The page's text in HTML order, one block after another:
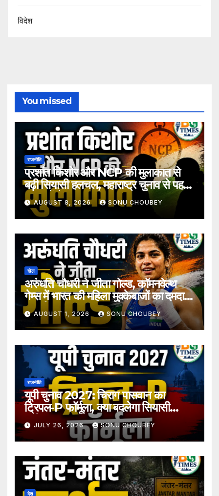
विदेश
You missed
राजनीति
प्रशांत किशोर और NCP की मुलाकात से
बढ़ी सियासी हलचल, महाराष्ट्र चुनाव से पहले
अटकलें तेज
AUGUST 8, 2026 SONU CHOUBEY
खेल
अरुंधति चौधरी ने जीता गोल्ड, कॉमनवेल्थ
गेम्स में भारत की महिला मुक्केबाजों का दमदार
प्रदर्शन
AUGUST 1, 2026 SONU CHOUBEY
राजनीति
यूपी चुनाव 2027: चिराग पासवान का
ट्रिपल-P फॉर्मूला, क्या बदलेगा सियासी
समीकरण?
JULY 26, 2026 SONU CHOUBEY
देश